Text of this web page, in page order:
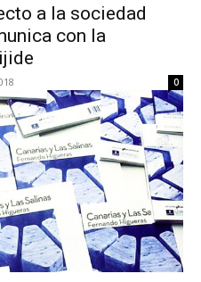
a la sociedad
con la
0